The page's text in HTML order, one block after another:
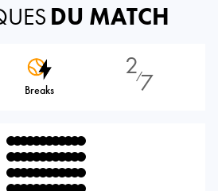
DU MATCH
Breaks
2⁄7